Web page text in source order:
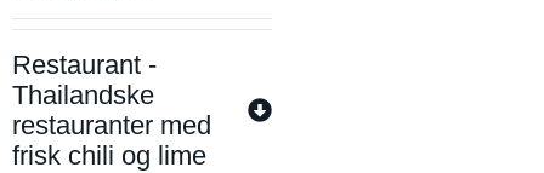
Restaurant -
Thailandske
restauranter med
frisk chili og lime